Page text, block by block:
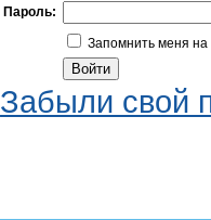
Пароль:
Запомнить меня
Забыли свой